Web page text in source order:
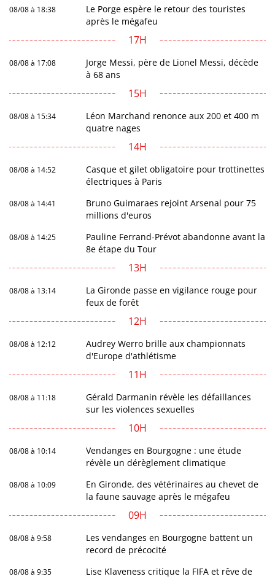
08/08 à 18:38
Le Porge espère le retour des touristes
après le mégafeu
17H
08/08 à 17:08
Jorge Messi, père de Lionel Messi, décède
à 68 ans
15H
08/08 à 15:34
Léon Marchand renonce aux 200 et 400 m
quatre nages
14H
08/08 à 14:52
Casque et gilet obligatoire pour trottinettes
électriques à Paris
08/08 à 14:41
Bruno Guimaraes rejoint Arsenal pour 75
millions d'euros
08/08 à 14:25
Pauline Ferrand-Prévot abandonne avant la
8e étape du Tour
13H
08/08 à 13:14
La Gironde passe en vigilance rouge pour
feux de forêt
12H
08/08 à 12:12
Audrey Werro brille aux championnats
d'Europe d'athlétisme
11H
08/08 à 11:18
Gérald Darmanin révèle les défaillances
sur les violences sexuelles
10H
08/08 à 10:14
Vendanges en Bourgogne : une étude
révèle un dérèglement climatique
08/08 à 10:09
En Gironde, des vétérinaires au chevet de
la faune sauvage après le mégafeu
09H
08/08 à 9:58
Les vendanges en Bourgogne battent un
record de précocité
08/08 à 9:35
Lise Klaveness critique la FIFA et rêve de